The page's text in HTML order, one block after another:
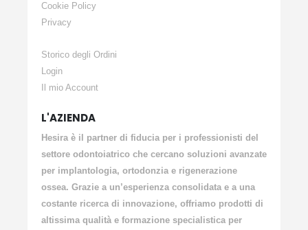
Cookie Policy
Privacy
Storico degli Ordini
Login
Il mio Account
L'AZIENDA
Hesira è il partner di fiducia per i professionisti del
settore odontoiatrico che cercano soluzioni avanzate
per implantologia, ortodonzia e rigenerazione
ossea. Grazie a un’esperienza consolidata e a una
costante ricerca di innovazione, offriamo prodotti di
altissima qualità e formazione specialistica per